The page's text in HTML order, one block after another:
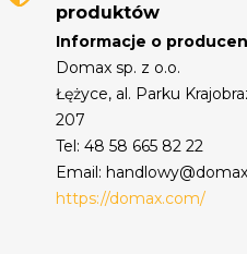
produktów
Informacje o
Domax sp. z o.o.
Łężyce, al. Parku
207
Tel: 48 58 665 82 22
Email:
https://domax.com/